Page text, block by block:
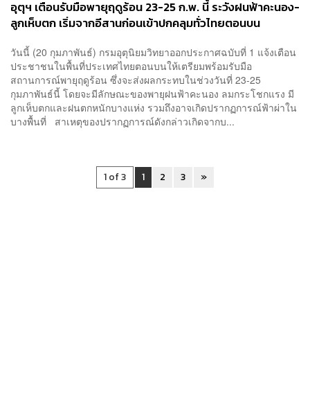
อุตุฯ เตือนรับมือพายุฤดูร้อน 23-25 ก.พ. นี้ ระวังฝนฟ้าคะนอง-
ลูกเห็บตก เริ่มจากอีสานก่อนเข้าปกคลุมทั่วไทยตอนบน
วันนี้ (20 กุมภาพันธ์) กรมอุตุนิยมวิทยาออกประกาศฉบับที่ 1 แจ้งเตือน
ประชาชนในพื้นที่ประเทศไทยตอนบนให้เตรียมพร้อมรับมือ
สถานการณ์พายุฤดูร้อน ซึ่งจะส่งผลกระทบในช่วงวันที่ 23-25
กุมภาพันธ์นี้ โดยจะมีลักษณะของพายุฝนฟ้าคะนอง ลมกระโชกแรง มี
ลูกเห็บตกและฝนตกหนักบางแห่ง รวมถึงอาจเกิดปรากฏการณ์ฟ้าผ่าใน
บางพื้นที่ สาเหตุของปรากฏการณ์ดังกล่าวเกิดจากบ...
1 of 3 1 2 3 »